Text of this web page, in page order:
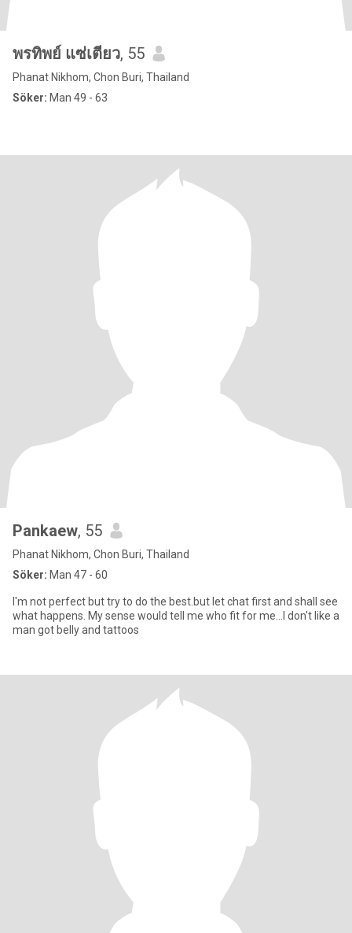
พรทิพย์ แซ่เตียว, 55
Phanat Nikhom, Chon Buri, Thailand
Söker: Man 49 - 63
Pankaew, 55
Phanat Nikhom, Chon Buri, Thailand
Söker: Man 47 - 60
I'm not perfect but try to do the best.but let chat first and shall see
what happens. My sense would tell me who fit for me...I don't like a
man got belly and tattoos